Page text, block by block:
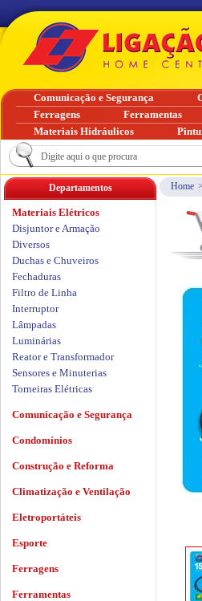
Home >
Departamentos
Materiais Elétricos
Disjuntor e Armação
Diversos
Duchas e Chuveiros
Fechaduras
Filtro de Linha
Interruptor
Lâmpadas
Luminárias
Reator e Transformador
Sensores e Minuterias
Torneiras Elétricas
Comunicação e Segurança
Condomínios
Construção e Reforma
Climatização e Ventilação
Eletroportáteis
Esporte
Ferragens
Ferramentas
Comunicação e Segurança
Ferragens
Ferramentas
Materiais Hidráulicos